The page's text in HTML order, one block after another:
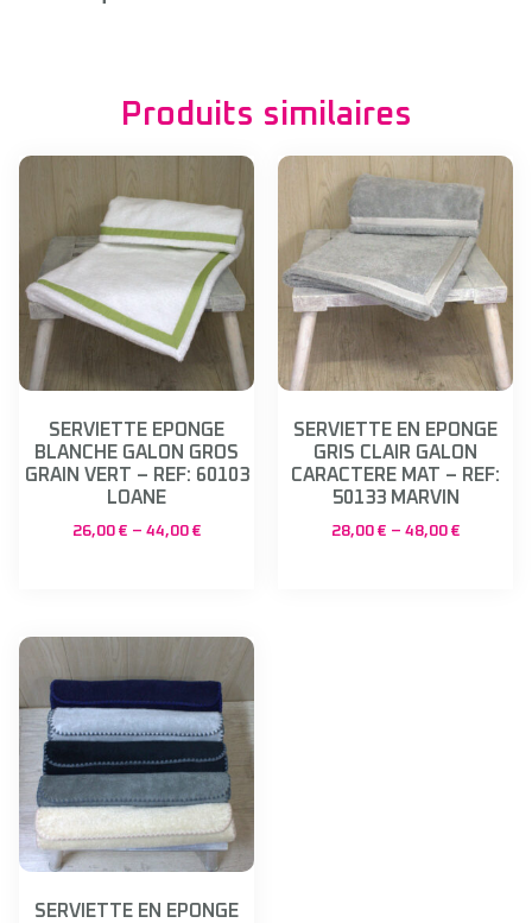
Produits similaires
SERVIETTE EPONGE
BLANCHE GALON GROS
GRAIN VERT – REF: 60103
LOANE
26,00 € – 44,00 €
SERVIETTE EN EPONGE
GRIS CLAIR GALON
CARACTERE MAT – REF:
50133 MARVIN
28,00 € – 48,00 €
SERVIETTE EN EPONGE